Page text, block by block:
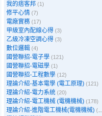
我的痞客邦 (1)
修平心情 (7)
電廠實務 (17)
甲級室內配線心得 (3)
乙級冷凍空調心得 (3)
數位邏輯 (4)
國營聯招-電子學 (121)
國營聯招-電磁學 (1)
國營聯招-工程數學 (12)
理論介紹-基本電學 (電工原理) (121)
理論介紹-電力系統 (20)
理論介紹-電工機械 (電機機械) (178)
理論介紹-進階電工機械(電機機械) (39)